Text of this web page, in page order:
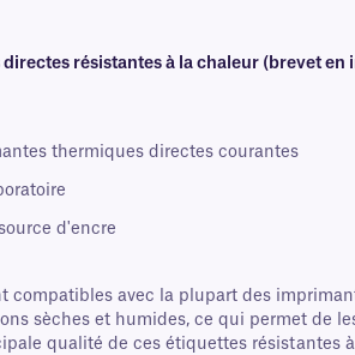
résistantes à la chaleur (brevet en
thermiques directes courantes
d'encre
compatibles avec la plupart des
sèches et humides, ce qui permet
qualité de ces étiquettes résistantes